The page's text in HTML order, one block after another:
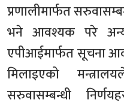
प्रणालीमार्फत
भने आवश्यक परे
एपीआईमार्फत सूचना
मिलाइएको
सरुवासम्बन्धी